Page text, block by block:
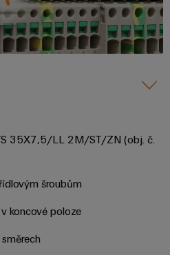
35X7,5/LL 2M/ST/ZN (obj. č.
šroubům
koncové poloze